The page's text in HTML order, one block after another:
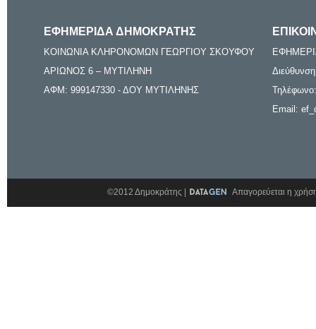
ΕΦΗΜΕΡΙΔΑ ΔΗΜΟΚΡΑΤΗΣ
ΚΟΙΝΩΝΙΑ ΚΛΗΡΟΝΟΜΩΝ ΓΕΩΡΓΙΟΥ ΣΚΟΥΦΟΥ
ΑΡΙΩΝΟΣ 6 – ΜΥΤΙΛΗΝΗ
ΑΦΜ: 999147330 - ΔΟΥ ΜΥΤΙΛΗΝΗΣ
Email:
©2012 Δημοκράτης | Απαγορεύεται η